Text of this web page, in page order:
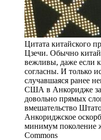
Цитата китайского
Цзечи. Обычно
вежливы, даже если
согласны. И только
случавшаяся ранее
США в Анкоридже
довольно прямых
вмешательство
Анкориджское
минимум поколение
Commons